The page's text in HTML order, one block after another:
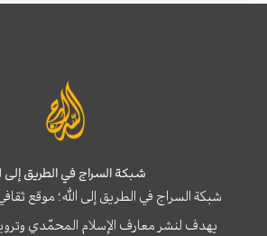
شبكة السراج في الطريق إلى
شبكة السراج في الطريق إلى الله؛ موقع
يهدف لنشر معارف الإسلام المحمّدي وترويج